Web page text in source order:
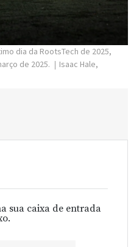
dia da RootsTech de 2025,
de 2025.
Isaac Hale,
sua caixa de entrada